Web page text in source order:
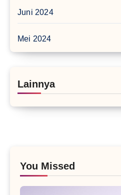
Juni 2024
Mei 2024
Lainnya
You Missed